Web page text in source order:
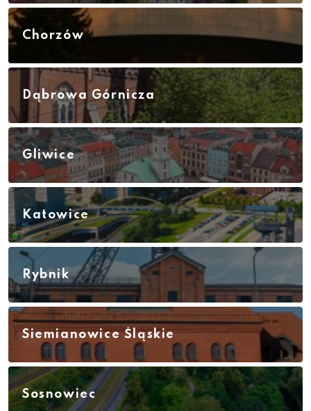
Chorzów
Dąbrowa Górnicza
Gliwice
Katowice
Rybnik
Siemianowice Śląskie
Sosnowiec